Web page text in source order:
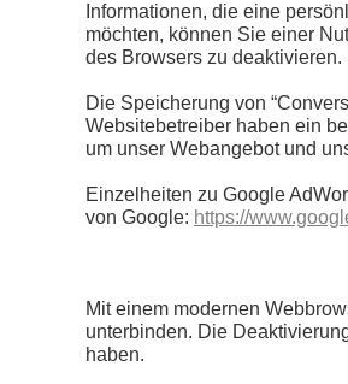
Informationen, die eine
möchten, können Sie einer
des Browsers zu
Die Speicherung von
Websitebetreiber haben ein
um unser Webangebot und
Einzelheiten zu Google
von Google: https://
Mit einem modernen
unterbinden. Die
haben.